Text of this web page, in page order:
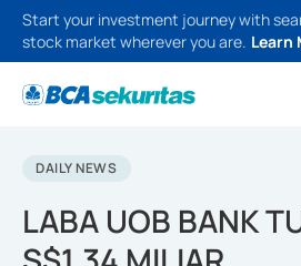
Start your investment journey with
stock market wherever you are. Learn
DAILY NEWS
LABA UOB BANK